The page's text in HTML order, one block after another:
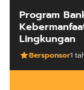
Program
Lingkungan
Bersponsor1